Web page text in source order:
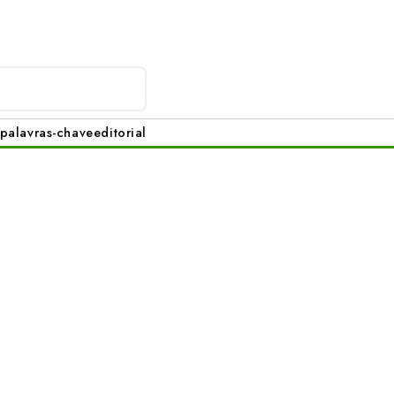
palavras-chaveeditorial